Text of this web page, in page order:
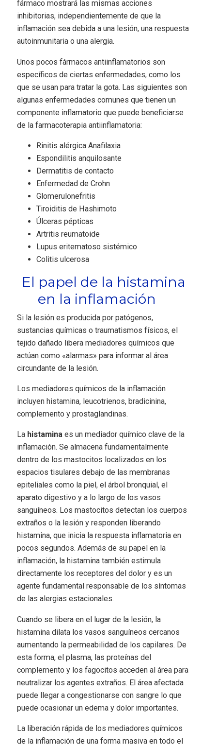
fármaco mostrará las mismas acciones
inhibitorias, independientemente de que la
inflamación sea debida a una lesión, una respuesta
autoinmunitaria o una alergia.
Unos pocos fármacos antiinflamatorios son
específicos de ciertas enfermedades, como los
que se usan para tratar la gota. Las siguientes son
algunas enfermedades comunes que tienen un
componente inflamatorio que puede beneficiarse
de la farmacoterapia antiinflamatoria:
Rinitis alérgica Anafilaxia
Espondilitis anquilosante
Dermatitis de contacto
Enfermedad de Crohn
Glomerulonefritis
Tiroiditis de Hashimoto
Úlceras pépticas
Artritis reumatoide
Lupus eritematoso sistémico
Colitis ulcerosa
El papel de la histamina
en la inflamación
Si la lesión es producida por patógenos,
sustancias químicas o traumatismos físicos, el
tejido dañado libera mediadores químicos que
actúan como «alarmas» para informar al área
circundante de la lesión.
Los mediadores químicos de la inflamación
incluyen histamina, leucotrienos, bradicinina,
complemento y prostaglandinas.
La histamina es un mediador químico clave de la
inflamación. Se almacena fundamentalmente
dentro de los mastocitos localizados en los
espacios tisulares debajo de las membranas
epiteliales como la piel, el árbol bronquial, el
aparato digestivo y a lo largo de los vasos
sanguíneos. Los mastocitos detectan los cuerpos
extraños o la lesión y responden liberando
histamina, que inicia la respuesta inflamatoria en
pocos segundos. Además de su papel en la
inflamación, la histamina también estimula
directamente los receptores del dolor y es un
agente fundamental responsable de los síntomas
de las alergias estacionales.
Cuando se libera en el lugar de la lesión, la
histamina dilata los vasos sanguíneos cercanos
aumentando la permeabilidad de los capilares. De
esta forma, el plasma, las proteínas del
complemento y los fagocitos acceden al área para
neutralizar los agentes extraños. El área afectada
puede llegar a congestionarse con sangre lo que
puede ocasionar un edema y dolor importantes.
La liberación rápida de los mediadores químicos
de la inflamación de una forma masiva en todo el